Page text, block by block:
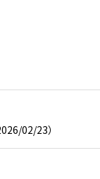
02/23）